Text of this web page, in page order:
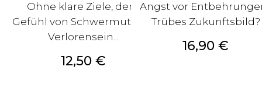
Ohne klare Ziele, dem
Gefühl von Schwermut und
Verlorensein...
Preis
12,50 €
Angst vor
Trübes Zukunftsbild?
Preis
16,90 €